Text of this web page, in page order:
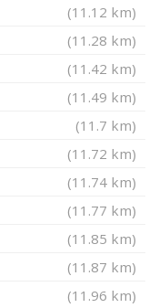
(11.12 km)
(11.28 km)
(11.42 km)
(11.49 km)
(11.7 km)
(11.72 km)
(11.74 km)
(11.77 km)
(11.85 km)
(11.87 km)
(11.96 km)